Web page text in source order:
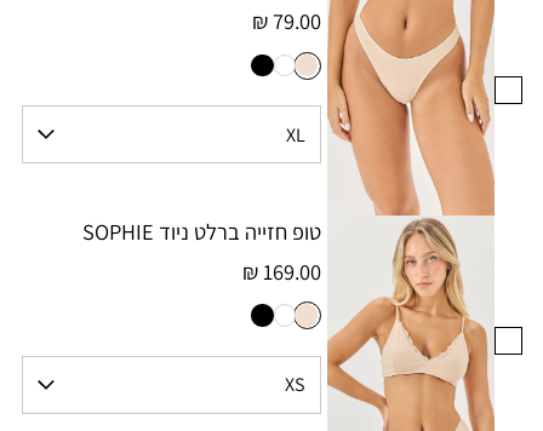
79.00 ₪
טופ חזייה ברלט ניוד SOPHIE
169.00 ₪